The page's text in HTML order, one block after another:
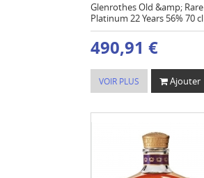
Glenrothes Old &amp; Rare
Platinum 22 Years 56% 70 cl
490,91 €
VOIR PLUS Ajouter